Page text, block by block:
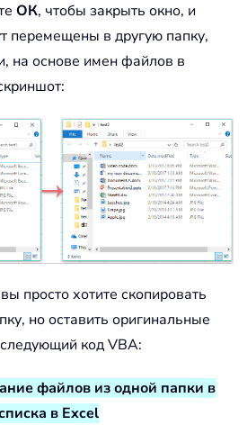
ОК, чтобы закрыть окно, и
перемещены в другую папку,
на основе имен файлов в
просто хотите скопировать
но оставить оригинальные
код VBA:
файлов из одной папки в
в Excel